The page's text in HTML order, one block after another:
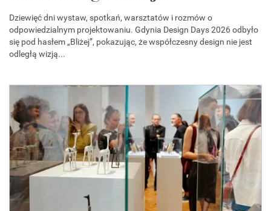
Dziewięć dni wystaw, spotkań, warsztatów i rozmów o
odpowiedzialnym projektowaniu. Gdynia Design Days 2026 odbyło
się pod hasłem „Bliżej”, pokazując, że współczesny design nie jest
odległą wizją...